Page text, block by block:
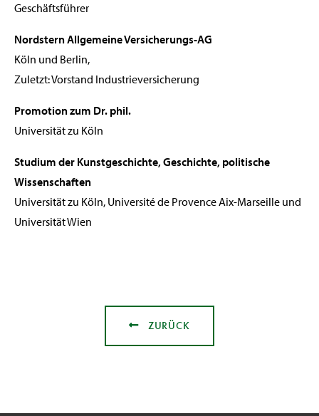
Geschäftsführer
Nordstern Allgemeine Versicherungs-AG
Köln und Berlin,
Zuletzt: Vorstand Industrieversicherung
Promotion zum Dr. phil.
Universität zu Köln
Studium der Kunstgeschichte, Geschichte, politische
Wissenschaften
Universität zu Köln, Université de Provence Aix-Marseille und
Universität Wien
ZURÜCK